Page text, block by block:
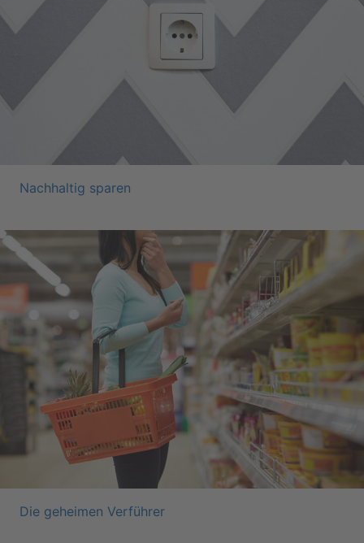
Nach­hal­tig spa­ren
Die ge­hei­men Ver­füh­rer